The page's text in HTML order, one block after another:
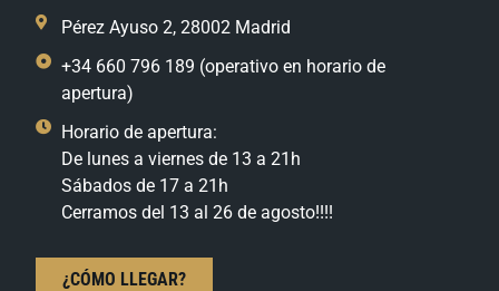
Pérez Ayuso 2, 28002 Madrid
+34 660 796 189 (operativo en horario de
apertura)
Horario de apertura:
De lunes a viernes de 13 a 21h
Sábados de 17 a 21h
Cerramos del 13 al 26 de agosto!!!!
¿CÓMO LLEGAR?